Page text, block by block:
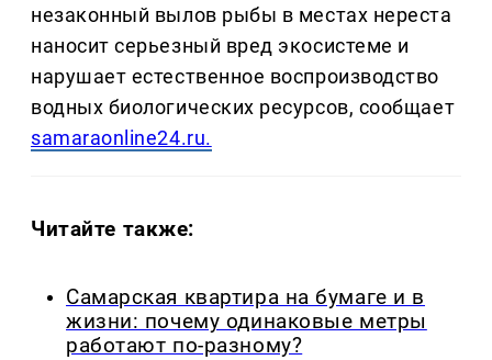
незаконный вылов рыбы в местах нереста
наносит серьезный вред экосистеме и
нарушает естественное воспроизводство
водных биологических ресурсов, сообщает
samaraonline24.ru.
Читайте также:
Самарская квартира на бумаге и в
жизни: почему одинаковые метры
работают по-разному?